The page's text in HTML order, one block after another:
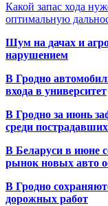
Какой запас хода
оптимальную
Шум на дачах и
нарушением
В Гродно
входа в университет
В Гродно за июнь
среди
В Беларуси в июне
рынок новых авто
В Гродно
дорожных работ